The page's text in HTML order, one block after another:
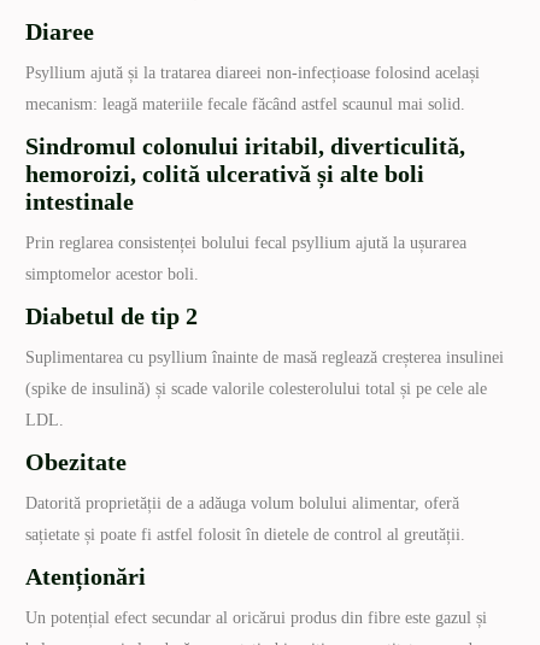
Diaree
Psyllium ajută și la tratarea diareei non-infecțioase folosind același
mecanism: leagă materiile fecale făcând astfel scaunul mai solid.
Sindromul colonului iritabil, diverticulită,
hemoroizi, colită ulcerativă și alte boli
intestinale
Prin reglarea consistenței bolului fecal psyllium ajută la ușurarea
simptomelor acestor boli.
Diabetul de tip 2
Suplimentarea cu psyllium înainte de masă reglează creșterea insulinei
(spike de insulină) și scade valorile colesterolului total și pe cele ale
LDL.
Obezitate
Datorită proprietății de a adăuga volum bolului alimentar, oferă
sațietate și poate fi astfel folosit în dietele de control al greutății.
Atenționări
Un potențial efect secundar al oricărui produs din fibre este gazul și